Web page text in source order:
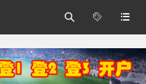


